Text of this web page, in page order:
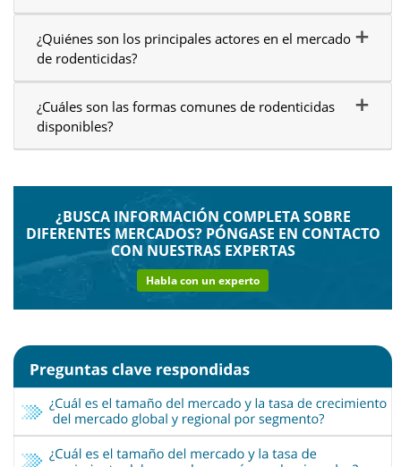
¿Quiénes son los principales actores en el mercado
de rodenticidas?
¿Cuáles son las formas comunes de rodenticidas
disponibles?
¿BUSCA INFORMACIÓN COMPLETA SOBRE
DIFERENTES MERCADOS? PÓNGASE EN CONTACTO
CON NUESTRAS EXPERTAS
Habla con un experto